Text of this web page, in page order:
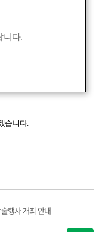
학회 사무국이
은 어려우니,
습니다.
행사 개최 안내
니다.